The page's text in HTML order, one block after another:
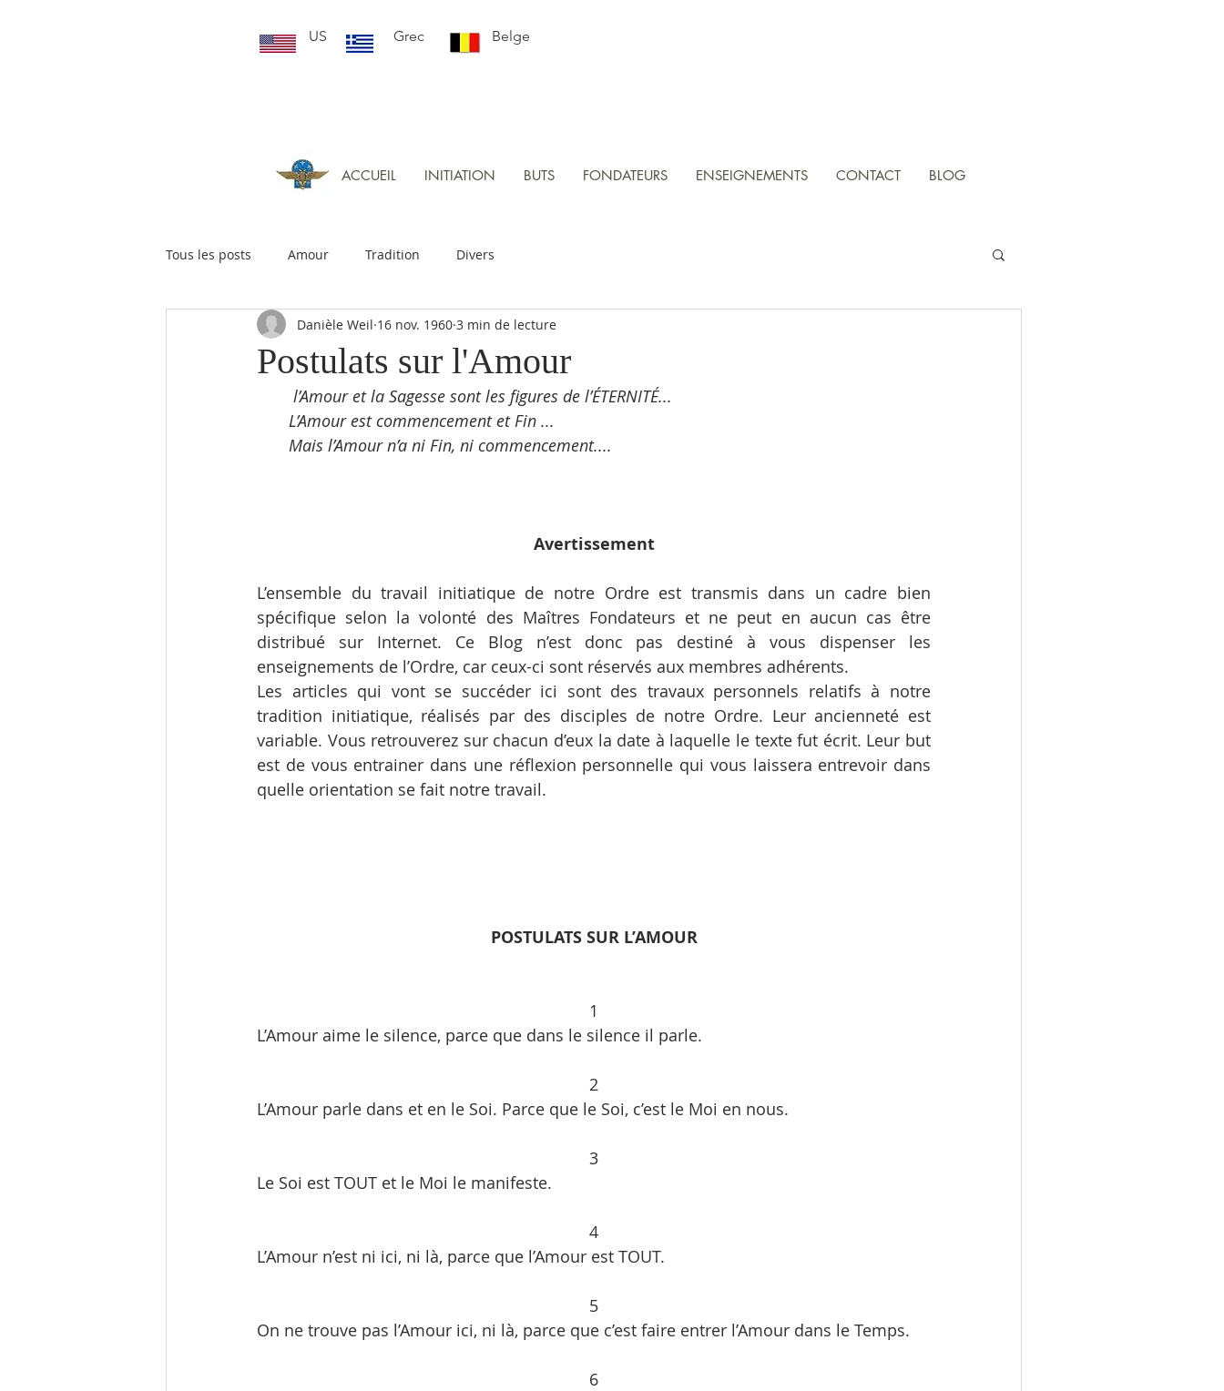
US Grec Belge
ACCUEIL INITIATION BUTS FONDATEURS ENSEIGNEMENTS CONTACT BLOG
Tous les posts Amour Tradition Divers
Postulats sur l'Amour
Danièle Weil 16 nov. 1960 3 min de lecture
l’Amour et la Sagesse sont les figures de l’ÉTERNITÉ...
  L’Amour est commencement et Fin ...
   Mais l’Amour n’a ni Fin, ni commencement....
Avertissement
L’ensemble du travail initiatique de notre Ordre est transmis dans un cadre bien
spécifique selon la volonté des Maîtres Fondateurs et ne peut en aucun cas être
distribué sur Internet. Ce Blog n’est donc pas destiné à vous dispenser les
enseignements de l’Ordre, car ceux-ci sont réservés aux membres adhérents.
Les articles qui vont se succéder ici sont des travaux personnels relatifs à notre
tradition initiatique, réalisés par des disciples de notre Ordre. Leur ancienneté est
variable. Vous retrouverez sur chacun d’eux la date à laquelle le texte fut écrit. Leur but
est de vous entrainer dans une réflexion personnelle qui vous laissera entrevoir dans
quelle orientation se fait notre travail.
POSTULATS SUR L’AMOUR
1
L’Amour aime le silence, parce que dans le silence il parle.
2
L’Amour parle dans et en le Soi. Parce que le Soi, c’est le Moi en nous.
3
Le Soi est TOUT et le Moi le manifeste.
4
L’Amour n’est ni ici, ni là, parce que l’Amour est TOUT.
5
On ne trouve pas l’Amour ici, ni là, parce que c’est faire entrer l’Amour dans le Temps.
6